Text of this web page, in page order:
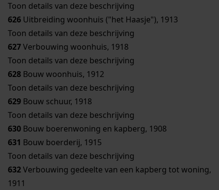
Toon details van deze beschrijving
626 Uitbreiding woonhuis ("het Haasje"), 1913
Toon details van deze beschrijving
627Verbouwing woonhuis, 1918
Toon details van deze beschrijving
628 Bouw woonhuis, 1912
Toon details van deze beschrijving
629 Bouw schuur, 1918
Toon details van deze beschrijving
630 Bouw boerenwoning en kapberg, 1908
631 Bouw boerderij, 1915
Toon details van deze beschrijving
632Verbouwing gedeelte van een kapberg tot woning,
1911